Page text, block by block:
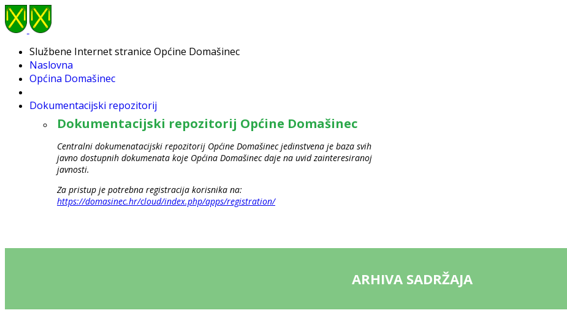
Službene Internet stranice Općine Domašinec
Naslovna
Općina Domašinec
Dokumentacijski repozitorij
Dokumentacijski repozitorij Općine Domašinec
Centralni dokumenatacijski repozitorij Općine Domašinec jedinstvena je baza svih
javno dostupnih dokumenata koje Općina Domašinec daje na uvid zainteresiranoj
javnosti.
Za pristup je potrebna registracija korisnika na:
https://domasinec.hr/cloud/index.php/apps/registration/
ARHIVA SADRŽAJA